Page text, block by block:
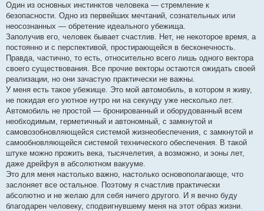
Один из основных инстинктов человека — стремление к
безопасности. Одно из первейших мечтаний, сознательных или
неосознанных — обретение идеального убежища.
Заполучив его, человек бывает счастлив. Нет, не некоторое время, а
постоянно и с перспективой, простирающейся в бесконечность.
Правда, частично, то есть, относительно всего лишь одного вектора
своего существования. Все прочие векторы остаются ожидать своей
реализации, но они зачастую практически не важны.
У меня есть такое убежище. Это мой автомобиль, в котором я живу,
не покидая его уютное нутро ни на секунду уже несколько лет.
Автомобиль не простой — бронированный и оборудованный всем
необходимым, герметичный и автономный, с замкнутой и
самовозобновляющейся системой жизнеобеспечения, с замкнутой и
самообновляющейся системой технического обеспечения. В такой
штуке можно прожить века, тысячелетия, а возможно, и эоны лет,
даже дрейфуя в абсолютном вакууме.
Это для меня настолько важно, настолько основополагающе, что
заслоняет все остальное. Поэтому я счастлив практически
абсолютно и не желаю для себя ничего другого. И я вечно буду
благодарен человеку, сподвигнувшему меня на этот образ жизни.